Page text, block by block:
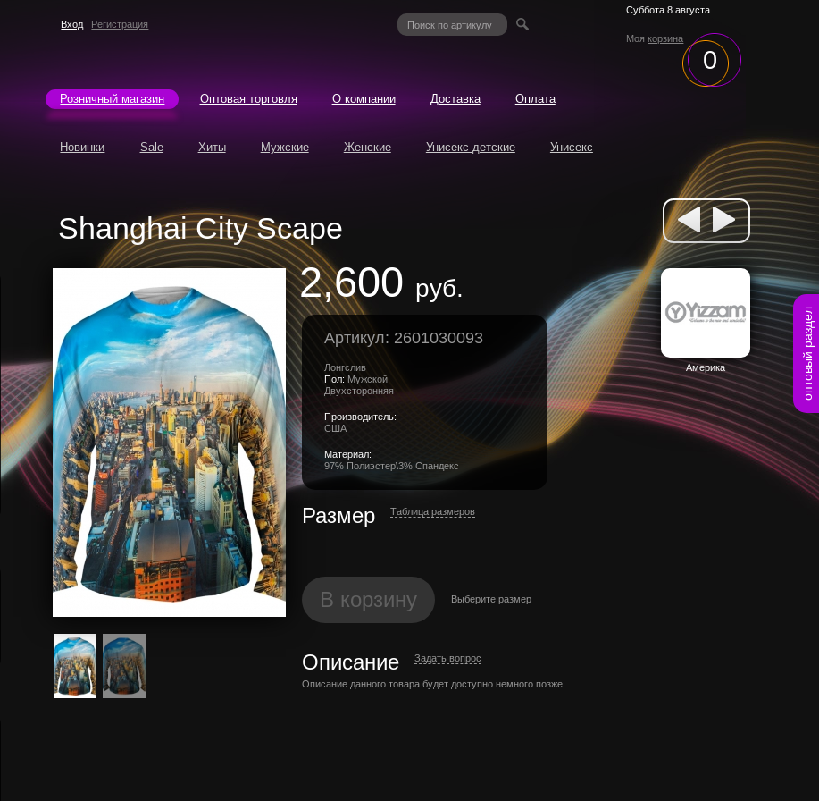
оптовый раздел
Вход Регистрация
Суббота 8 августа
Моякорзина
0
Розничный магазин Оптовая торговля О компании Доставка Оплата
Новинки Sale Хиты Мужские Женские Унисекс детские Унисекс
Shanghai City Scape
Америка
2,600 руб.
Артикул: 2601030093
Лонгслив
Пол: Мужской
Двухсторонняя
Производитель:
США
Материал:
97% Полиэстер\3% Спандекс
Размер Таблица размеров
В корзину Выберите размер
Описание Задать вопрос
Описание данного товара будет доступно немного позже.